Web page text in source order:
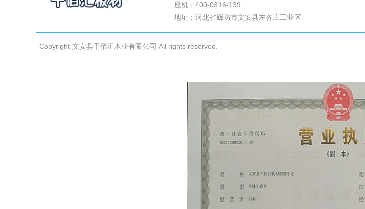
案例展示
联系我们
Copyright 文安县千佰汇木业有限公司 All rights reserved.
座机：400-0316-139
地址：河北省廊坊市文安县左各庄工业区